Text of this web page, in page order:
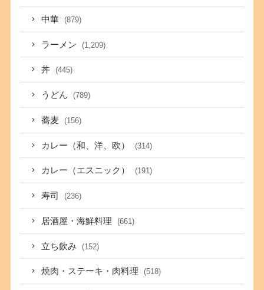
中華 (879)
ラーメン (1,209)
丼 (445)
うどん (789)
蕎麦 (156)
カレー（和、洋、欧） (314)
カレー（エスニック） (191)
寿司 (236)
居酒屋・海鮮料理 (661)
立ち飲み (152)
焼肉・ステーキ・肉料理 (518)